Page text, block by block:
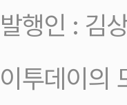
발행인 : 김
이투데이의